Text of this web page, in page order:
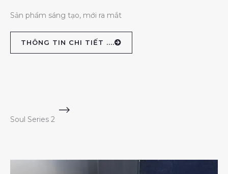
Sản phẩm sáng tạo, mới ra mắt
THÔNG TIN CHI TIẾT ....
Soul Series 2